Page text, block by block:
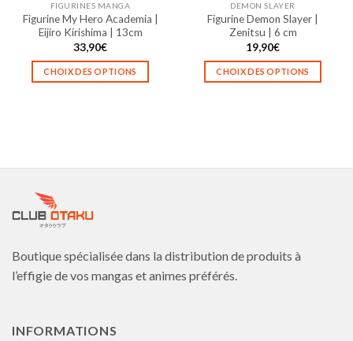
page
du
produit
page
du
produit
FIGURINES MANGA
Figurine My Hero Academia |
Eijiro Kirishima | 13cm
33,90€
CHOIX DES OPTIONS
Les
être
sur
la
DEMON SLAYER
Figurine Demon Slayer |
Zenitsu | 6 cm
19,90€
CHOIX DES OPTIONS
Les
sur
Boutique spécialisée dans la distribution de produits à
l’effigie de vos mangas et animes préférés.
INFORMATIONS